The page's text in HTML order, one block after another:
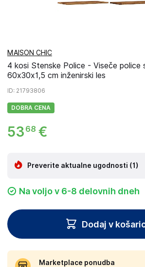
MAISON CHIC
4 kosi Stenske Police - Viseče police
60x30x1,5 cm inženirski les
ID: 21793806
DOBRA CENA
53 68 €
Preverite aktualne ugodnosti (1)
Na voljo v 6-8 delovnih dneh
Dodaj v
Marketplace ponudba